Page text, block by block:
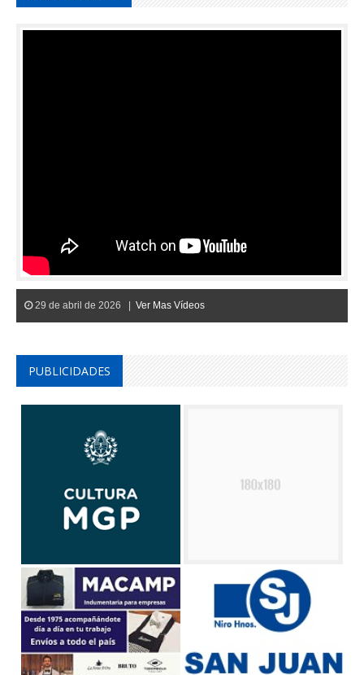
29 de abril de 2026 | Ver Mas Vídeos
PUBLICIDADES